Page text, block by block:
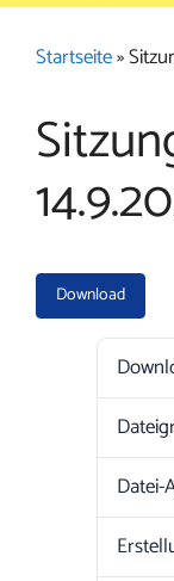
Startseite»
Download
Datei-